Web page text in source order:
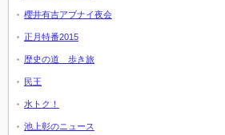
櫻井有吉アブナイ夜会
正月特番2015
歴史の道 歩き旅
民王
水トク！
池上彰のニュース